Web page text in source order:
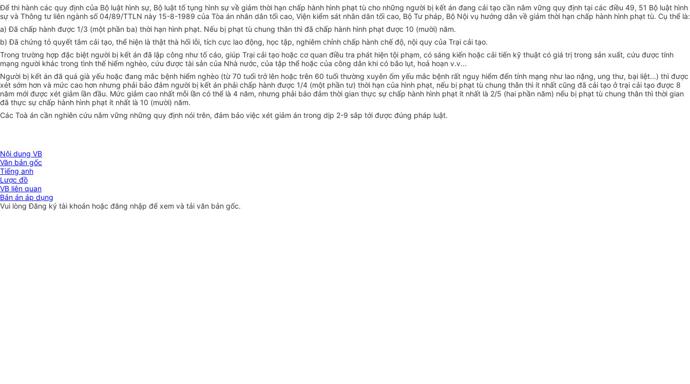
Để thi hành các quy định của Bộ luật hình sự, Bộ luật tố tụng hình sự về giảm thời hạn chấp hành hình phạt tù cho những người bị kết án đang cải tạo cần nắm vững quy định tại các điều 49, 51 Bộ luật hình
sự và Thông tư liên ngành số 04/89/TTLN này 15-8-1989 của Tòa án nhân dân tối cao, Viện kiểm sát nhân dân tối cao, Bộ Tư pháp, Bộ Nội vụ hướng dẫn về giảm thời hạn chấp hành hình phạt tù. Cụ thể là:
a) Đã chấp hành được 1/3 (một phần ba) thời hạn hình phạt. Nếu bị phạt tù chung thân thì đã chấp hành hình phạt được 10 (mười) năm.
b) Đã chứng tỏ quyết tâm cải tạo, thể hiện là thật thà hối lỗi, tích cực lao động, học tập, nghiêm chỉnh chấp hành chế độ, nội quy của Trại cải tạo.
Trong trường hợp đặc biệt người bị kết án đã lập công như tố cáo, giúp Trại cải tạo hoặc cơ quan điều tra phát hiện tội phạm, có sáng kiến hoặc cải tiến kỹ thuật có giá trị trong sản xuất, cứu được tính
mạng người khác trong tình thế hiểm nghèo, cứu được tài sản của Nhà nước, của tập thể hoặc của công dân khi có bão lụt, hoả hoạn v.v...
Người bị kết án đã quá già yếu hoặc đang mắc bệnh hiểm nghèo (từ 70 tuổi trở lên hoặc trên 60 tuổi thường xuyên ốm yếu mắc bệnh rất nguy hiểm đến tính mạng như lao nặng, ung thư, bại liệt...) thì được
xét sớm hơn và mức cao hơn nhưng phải bảo đảm người bị kết án phải chấp hành được 1/4 (một phần tư) thời hạn của hình phạt, nếu bị phạt tù chung thân thì ít nhất cũng đã cải tạo ở trại cải tạo được 8
năm mới được xét giảm lần đầu. Mức giảm cao nhất mỗi lần có thể là 4 năm, nhưng phải bảo đảm thời gian thực sự chấp hành hình phạt ít nhất là 2/5 (hai phần năm) nếu bị phạt tù chung thân thì thời gian
đã thực sự chấp hành hình phạt ít nhất là 10 (mười) năm.
Các Toà án cần nghiên cứu nắm vững những quy định nói trên, đảm bảo việc xét giảm án trong dịp 2-9 sắp tới được đúng pháp luật.
Nội dung VB
Văn bản gốc
Tiếng anh
Lược đồ
VB liên quan
Bản án áp dụng
Vui lòngĐăng ký tài khoản hoặc đăng nhập để xem và tải văn bản gốc.